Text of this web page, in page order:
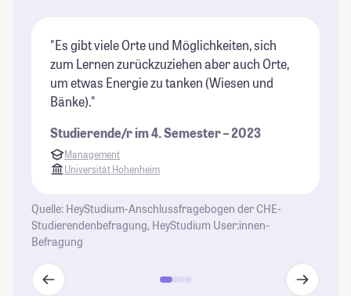
"Es gibt viele Orte und Möglichkeiten, sich
zum Lernen zurückzuziehen aber auch Orte,
um etwas Energie zu tanken (Wiesen und
Bänke)."
Studierende/r im 4. Semester – 2023
Management
Universität Hohenheim
Quelle: HeyStudium-Anschlussfragebogen der CHE-
Studierendenbefragung, HeyStudium User:innen-
Befragung